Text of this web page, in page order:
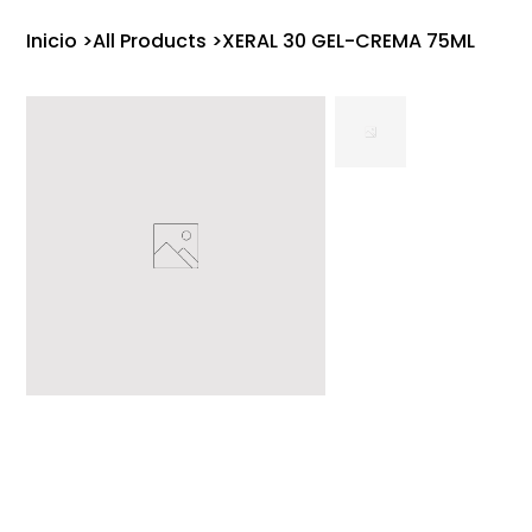
Inicio >All Products >XERAL 30 GEL-CREMA 75ML